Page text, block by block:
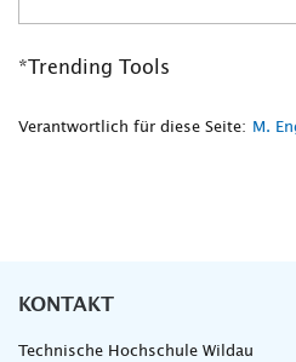
*Trending Tools
Verantwortlich für diese Seite: M.
KONTAKT
Technische Hochschule Wildau